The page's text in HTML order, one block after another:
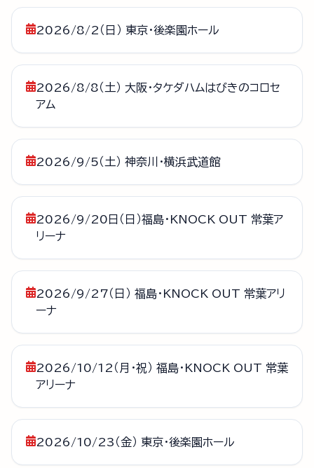
2026/8/2（日） 東京・後楽園ホール
2026/8/8（土） 大阪・タケダハムはびきのコロセ
アム
2026/9/5（土） 神奈川・横浜武道館
2026/9/20日（日）福島・KNOCK OUT 常葉ア
リーナ
2026/9/27（日） 福島・KNOCK OUT 常葉アリ
ーナ
2026/10/12（月・祝） 福島・KNOCK OUT 常葉
アリーナ
2026/10/23（金） 東京・後楽園ホール